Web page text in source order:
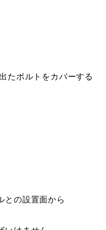
たボルトをカバーする
との設置面から